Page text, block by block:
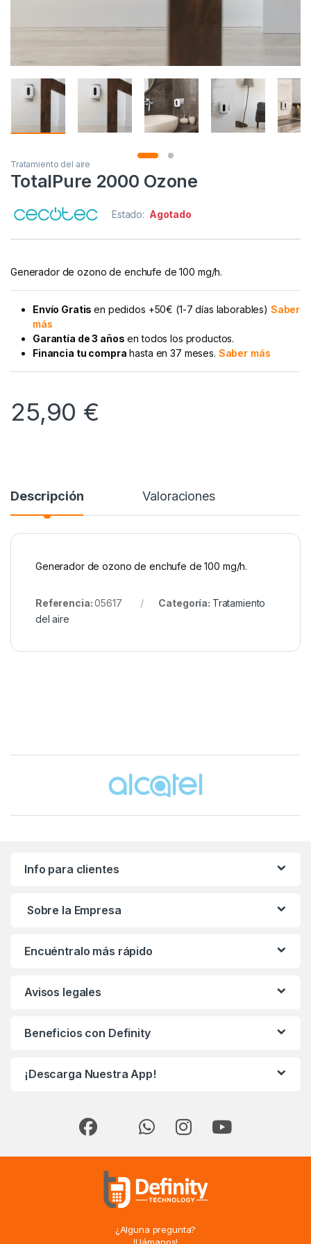
Tratamiento del aire
TotalPure 2000 Ozone
Estado: Agotado
Generador de ozono de enchufe de 100 mg/h.
Envío Gratisen pedidos +50€ (1-7 días laborables) Saber
más
Garantía de 3 años en todos los productos.
Financia tu compra hasta en 37 meses. Saber más
25,90 €
Descripción Valoraciones
Generador de ozono de enchufe de 100 mg/h.
Referencia:05617 Categoría: Tratamiento
del aire
Info para clientes
Sobre la Empresa
Encuéntralo más rápido
Avisos legales
Beneficios con Definity
¡Descarga Nuestra App!
¿Alguna pregunta?
!Llámanos!